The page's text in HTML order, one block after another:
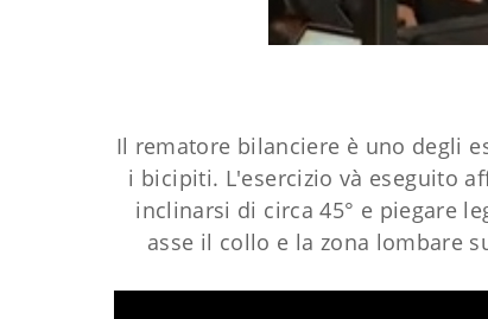
Il rematore bilanciere è uno degli
i bicipiti. L'esercizio và eseguito
inclinarsi di circa 45° e piegare
asse il collo e la zona lombare